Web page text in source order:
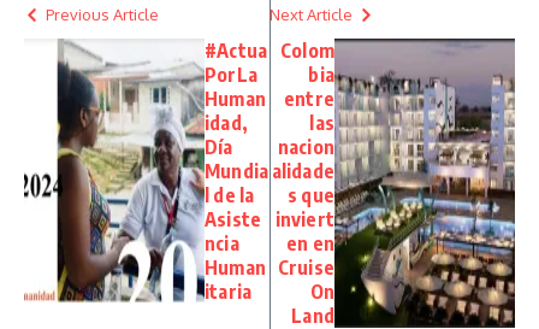
Previous Article
#Actua
PorLa
Human
idad,
Día
Mundia
l de la
Asiste
ncia
Human
itaria
Next Article
Colom
bia
entre
las
nacion
alidade
s que
inviert
en en
Cruise
On
Land